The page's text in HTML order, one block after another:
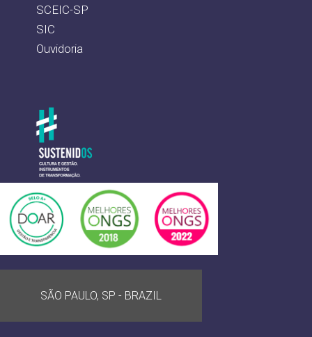
SCEIC-SP
SIC
Ouvidoria
SÃO PAULO, SP - BRAZIL